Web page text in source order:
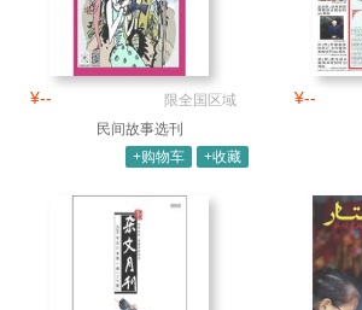
¥--
限全国区域
民间故事选刊
+购物车
+收藏
¥--